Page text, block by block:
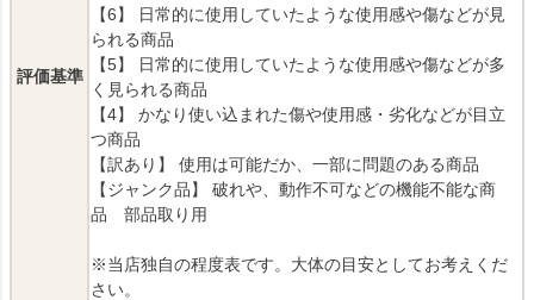
評価基準
【6】 日常的に使用していたような使用感や傷などが見
られる商品
【5】 日常的に使用していたような使用感や傷などが多
く見られる商品
【4】 かなり使い込まれた傷や使用感・劣化などが目立
つ商品
【訳あり】 使用は可能だか、一部に問題のある商品
【ジャンク品】 破れや、動作不可などの機能不能な商
品 部品取り用
※当店独自の程度表です。大体の目安としてお考えくだ
さい。